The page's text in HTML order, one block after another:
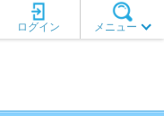
メニュー
ログイン